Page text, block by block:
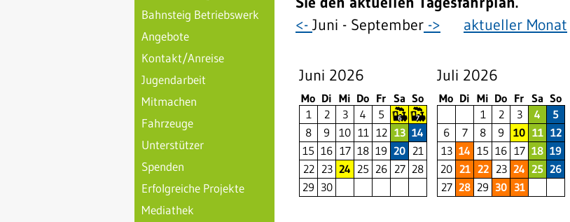
<- Juni - September -> aktueller Monat
Juni 2026
Mo Di Mi Do Fr Sa So
1
2 3 4 5 6 7
8 9 10 11 12 13 14
15 16 17 18 19 20 21
22 23 24 25 26 27 28
29 30
Juli 2026
Mo Di Mi Do Fr Sa So
1
2 3 4
5
6
7 8 9 10 11 12
13 14 15 16 17 18 19
20 21 22 23 24 25 26
27 28 29 30 31
Bahnsteig Betriebswerk
Angebote
Kontakt/Anreise
Jugendarbeit
Mitmachen
Fahrzeuge
Unterstützer
Spenden
Erfolgreiche Projekte
Mediathek